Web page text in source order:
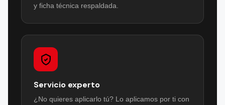
y ficha técnica respaldada.
Servicio experto
¿No quieres aplicarlo tú? Lo aplicamos por ti con